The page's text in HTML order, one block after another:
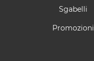
Sgabelli
Promozioni